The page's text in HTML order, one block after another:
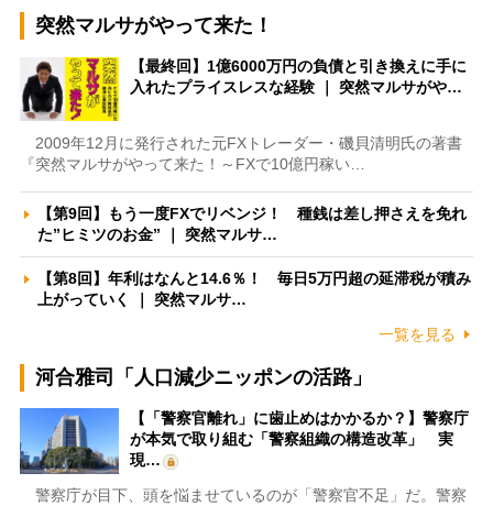
突然マルサがやって来た！
【最終回】1億6000万円の負債と引き換えに手に
入れたプライスレスな経験 ｜ 突然マルサがや…
2009年12月に発行された元FXトレーダー・磯貝清明氏の著書
『突然マルサがやって来た！～FXで10億円稼い…
【第9回】もう一度FXでリベンジ！ 種銭は差し押さえを免れ
た”ヒミツのお金” ｜ 突然マルサ…
【第8回】年利はなんと14.6％！ 毎日5万円超の延滞税が積み
上がっていく ｜ 突然マルサ…
一覧を見る
河合雅司「人口減少ニッポンの活路」
【「警察官離れ」に歯止めはかかるか？】警察庁
が本気で取り組む「警察組織の構造改革」 実
現…
警察庁が目下、頭を悩ませているのが「警察官不足」だ。警察